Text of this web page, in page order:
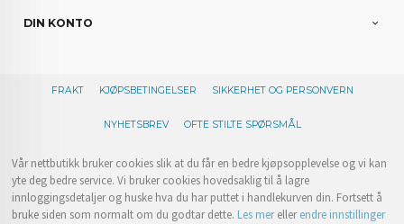
DIN KONTO
FRAKT KJØPSBETINGELSER SIKKERHET OG PERSONVERN
NYHETSBREV OFTE STILTE SPØRSMÅL
Vår nettbutikk bruker cookies slik at du får en bedre kjøpsopplevelse og vi kan
yte deg bedre service. Vi bruker cookies hovedsaklig til å lagre
innloggingsdetaljer og huske hva du har puttet i handlekurven din. Fortsett å
bruke siden som normalt om du godtar dette. Les merellerendre innstillinger